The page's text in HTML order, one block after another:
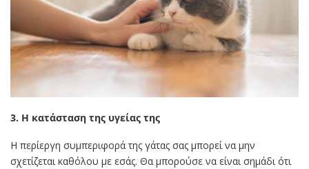
3. Η κατάσταση της υγείας της
Η περίεργη συμπεριφορά της γάτας σας μπορεί να μην
σχετίζεται καθόλου με εσάς. Θα μπορούσε να είναι σημάδι ότι